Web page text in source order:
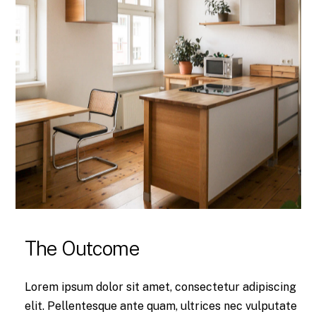
The Outcome
Lorem ipsum dolor sit amet, consectetur adipiscing
elit. Pellentesque ante quam, ultrices nec vulputate